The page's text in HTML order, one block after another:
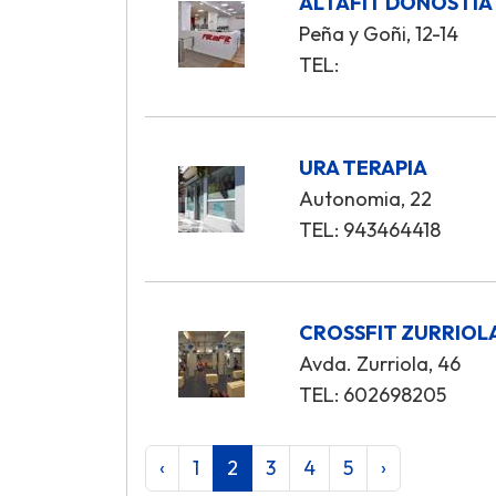
Peña y Goñi, 12-14
TEL:
URA TERAPIA
Autonomia, 22
TEL: 943464418
CROSSFIT
Avda. Zurriola, 46
TEL: 602698205
‹ 1 2 3 4 5 ›